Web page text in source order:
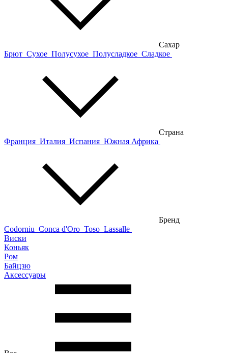
Сахар
Брют Сухое Полусухое Полусладкое Сладкое
Страна
Франция Италия Испания Южная Африка
Бренд
Codorniu Conca d'Oro Toso Lassalle
Виски
Коньяк
Ром
Байцзю
Аксессуары